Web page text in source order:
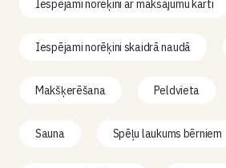
Iespējami norēķini ar maksājumu karti
Iespējami norēķini skaidrā naudā
Makšķerēšana Peldvieta
Sauna Spēļu laukums bērniem